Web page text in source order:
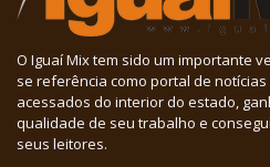
O Iguaí Mix tem sido um importante
se referência como portal de
acessados do interior do estado,
qualidade de seu trabalho e
seus leitores.